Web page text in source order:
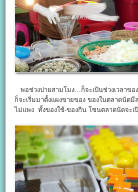
พอช่วงบ่ายสามโมง…ก็จะเป้นช่วงเวลาข
ก็จะเริ่มมาตั้งแผงขายของ ของในตลาดนัดมี
ไม่แพง ทั้งของใช้-ของกิน โซนตลาดนัดจะเ